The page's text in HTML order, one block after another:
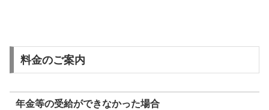
料金のご案内
年金等の受給ができなかった場合